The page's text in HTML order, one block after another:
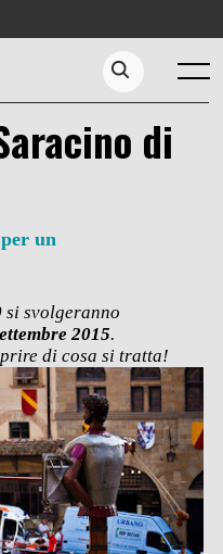
Menu
Search...
di
un
si svolgeranno
2015.
di cosa si tratta!